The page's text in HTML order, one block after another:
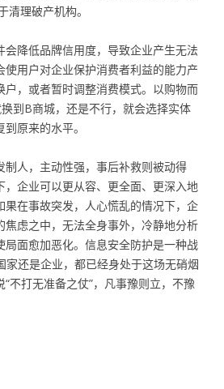
理破产机构。
会降低品牌信用度，导致企业产生无法
用户对企业保护消费者利益的能力产
户，或者暂时调整消费模式。以购物而
到B商城，还是不行，就会选择实体
原来的水平。
制人，主动性强，事后补救则被动得
，企业可以更从容、更全面、更深入地
果在事故突发，人心慌乱的情况下，企
焦虑之中，无法全身事外，冷静地分析
局面愈加恶化。信息安全防护是一种战
还是企业，都已经身处于这场无硝烟
不打无准备之仗”，凡事豫则立，不豫